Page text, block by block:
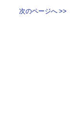
次のページへ >>